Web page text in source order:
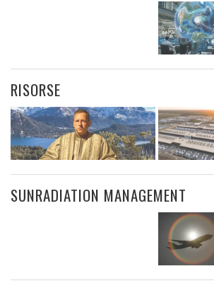
RISORSE
SUNRADIATION MANAGEMENT